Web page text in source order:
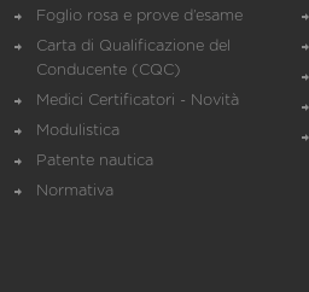
Foglio rosa e prove d’esame
Carta di Qualificazione del
Conducente (CQC)
Medici Certificatori - Novità
Modulistica
Patente nautica
Normativa